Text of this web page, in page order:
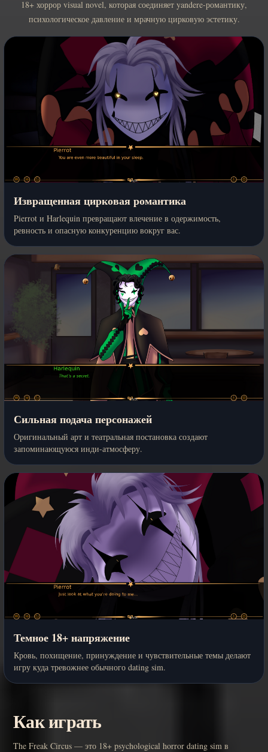
18+ хоррор visual novel, которая соединяет yandere-романтику,
психологическое давление и мрачную цирковую эстетику.
Извращенная цирковая романтика
Pierrot и Harlequin превращают влечение в одержимость,
ревность и опасную конкуренцию вокруг вас.
Сильная подача персонажей
Оригинальный арт и театральная постановка создают
запоминающуюся инди-атмосферу.
Темное 18+ напряжение
Кровь, похищение, принуждение и чувствительные темы делают
игру куда тревожнее обычного dating sim.
Как играть
The Freak Circus — это 18+ psychological horror dating sim в